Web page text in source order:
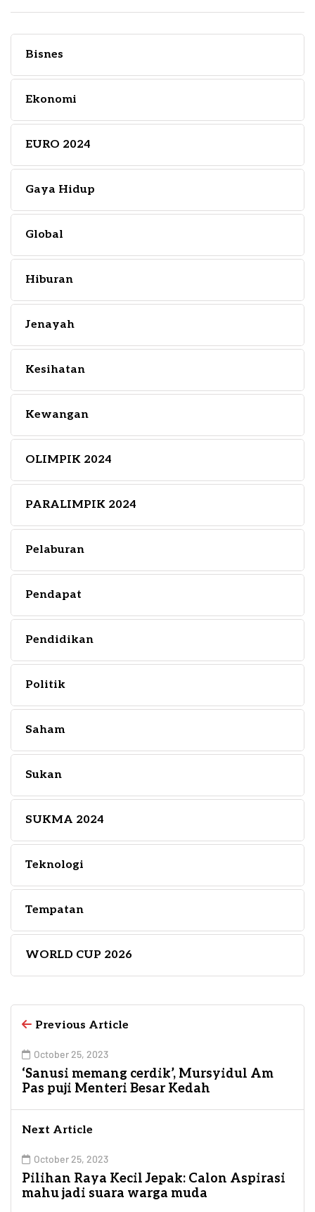
Bisnes
Ekonomi
EURO 2024
Gaya Hidup
Global
Hiburan
Jenayah
Kesihatan
Kewangan
OLIMPIK 2024
PARALIMPIK 2024
Pelaburan
Pendapat
Pendidikan
Politik
Saham
Sukan
SUKMA 2024
Teknologi
Tempatan
WORLD CUP 2026
Previous Article
October 25, 2023
‘Sanusi memang cerdik’, Mursyidul Am
Pas puji Menteri Besar Kedah
Next Article
October 25, 2023
Pilihan Raya Kecil Jepak: Calon Aspirasi
mahu jadi suara warga muda